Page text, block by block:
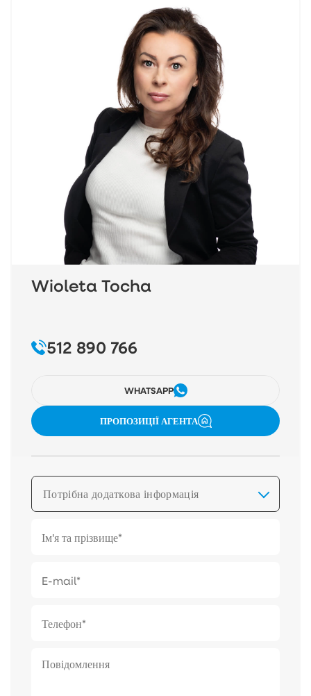
Wioleta Tocha
512 890 766
WHATSAPP
ПРОПОЗИЦІЇ АГЕНТА
Потрібна додаткова інформація